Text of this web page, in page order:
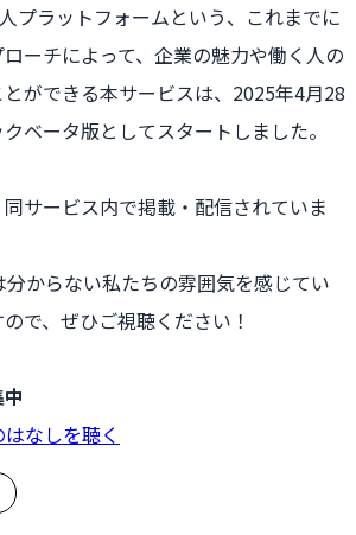
プラットフォームという、これまでに
ーチによって、企業の魅力や働く人の
ができる本サービスは、2025年4月28
ベータ版としてスタートしました。
サービス内で掲載・配信されていま
からない私たちの雰囲気を感じてい
で、ぜひご視聴ください！
なしを聴く